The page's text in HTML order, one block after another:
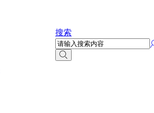
搜索